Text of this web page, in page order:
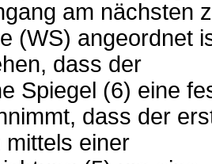
am nächsten
(WS) angeordnet
dass der
Spiegel (6) eine
dass der
mittels einer